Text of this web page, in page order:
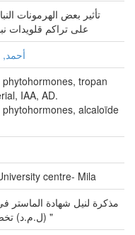
على تراكم قلويدات
tropan
IAA, AD.
alcaloïde
centre- Mila
مذكرة لنيل شهادة الماستر
(ل.م.د) تخصص " بيوتكنولوجيا النبات "